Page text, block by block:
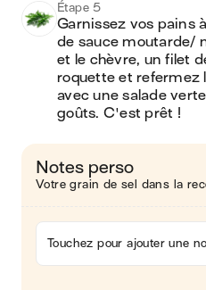
Étape 5
Garnissez vos pains
de sauce moutarde/
et le chèvre, un filet
roquette et refermez
avec une salade
goûts. C'est prêt !
Notes perso
Votre grain de sel dans la
Touchez pour ajouter une